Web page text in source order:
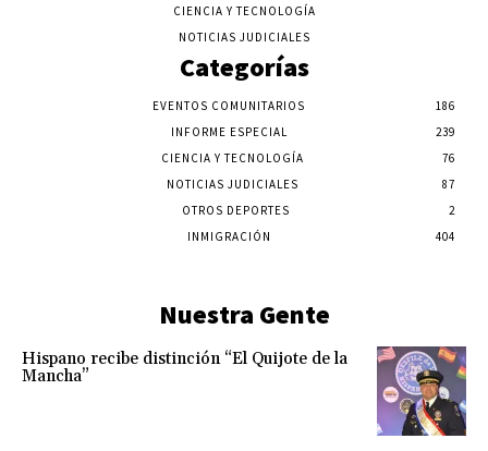
CIENCIA Y TECNOLOGÍA
NOTICIAS JUDICIALES
Categorías
EVENTOS COMUNITARIOS
186
INFORME ESPECIAL
239
CIENCIA Y TECNOLOGÍA
76
NOTICIAS JUDICIALES
87
OTROS DEPORTES
2
INMIGRACIÓN
404
Nuestra Gente
Hispano recibe distinción “El Quijote de la
Mancha”